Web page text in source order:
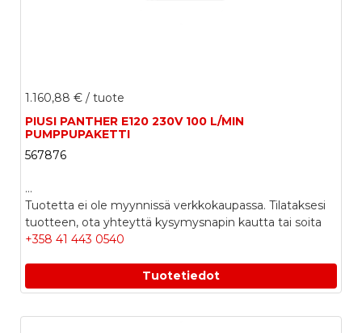
1.160,88 € / tuote
PIUSI PANTHER E120 230V 100 L/MIN
PUMPPUPAKETTI
567876
...
Tuotetta ei ole myynnissä verkkokaupassa. Tilataksesi
tuotteen, ota yhteyttä kysymysnapin kautta tai soita
+358 41 443 0540
Tuotetiedot